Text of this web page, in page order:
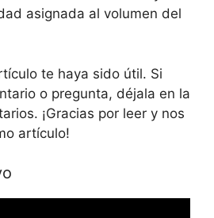
asignada al volumen del
te haya sido útil. Si
o pregunta, déjala en la
¡Gracias por leer y nos
artículo!